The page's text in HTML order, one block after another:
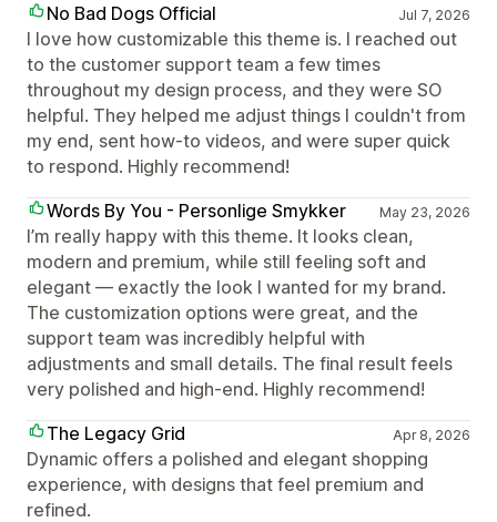
No Bad Dogs Official Jul 7, 2026
I love how customizable this theme is. I reached out
to the customer support team a few times
throughout my design process, and they were SO
helpful. They helped me adjust things I couldn't from
my end, sent how-to videos, and were super quick
to respond. Highly recommend!
Words By You - Personlige Smykker
May 23, 2026
I’m really happy with this theme. It looks clean,
modern and premium, while still feeling soft and
elegant — exactly the look I wanted for my brand.
The customization options were great, and the
support team was incredibly helpful with
adjustments and small details. The final result feels
very polished and high-end. Highly recommend!
The Legacy Grid
Apr 8, 2026
Dynamic offers a polished and elegant shopping
experience, with designs that feel premium and
refined.